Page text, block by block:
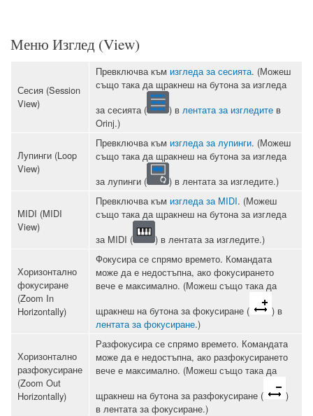
Меню Изглед (View)
Сесия (Session
View)
Превключва към изгледа за сесията. (Можеш
също така да щракнеш на бутона за изгледа
за сесията (
) в лентата за изгледите в
Orinj.)
Лупинги (Loop
View)
Превключва към изгледа за лупинги. (Можеш
също така да щракнеш на бутона за изгледа
за лупинги (
) в лентата за изгледите.)
MIDI (MIDI
View)
Превключва към изгледа за MIDI. (Можеш
също така да щракнеш на бутона за изгледа
за MIDI (
) в лентата за изгледите.)
Хоризонтално
фокусиране
(Zoom In
Horizontally)
Фокусира се спрямо времето. Командата
може да е недостъпна, ако фокусирането
вече е максимално. (Можеш също така да
щракнеш на бутона за фокусиране (
) в
лентата за фокусиране.)
Хоризонтално
разфокусиране
(Zoom Out
Horizontally)
Разфокусира се спрямо времето. Командата
може да е недостъпна, ако разфокусирането
вече е максимално. (Можеш също така да
щракнеш на бутона за разфокусиране (
)
в лентата за фокусиране.)